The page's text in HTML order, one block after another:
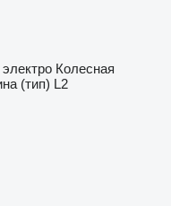
электро Колесная
(тип) L2